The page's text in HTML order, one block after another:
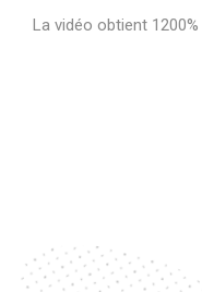
La vidéo obtient